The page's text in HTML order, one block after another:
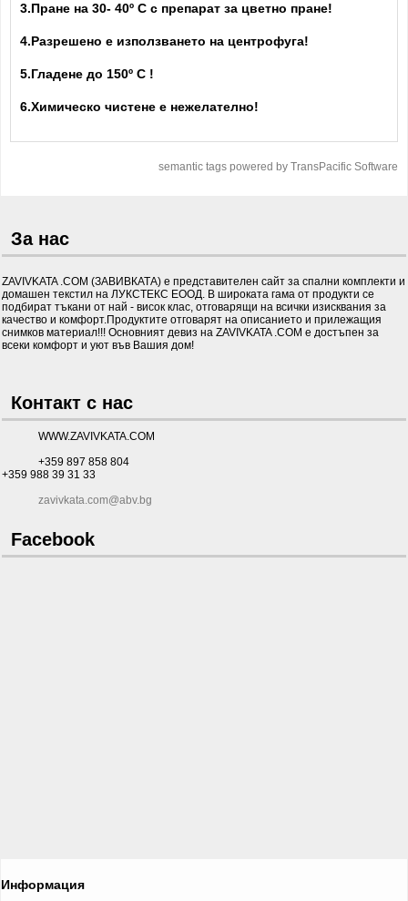
3.Пране на 30- 40º С с препарат за цветно пране!
4.Разрешено е използването на центрофуга!
5.Гладене до 150º С !
6.Химическо чистене е нежелателно!
semantic tags powered by TransPacific Software
За нас
ZAVIVKATA .COM (ЗАВИВКАТА) е представителен сайт за спални комплекти и
домашен текстил на ЛУКСТЕКС ЕООД. В широката гама от продукти се
подбират тъкани от най - висок клас, отговарящи на всички изисквания за
качество и комфорт.Продуктите отговарят на описанието и прилежащия
снимков материал!!! Основният девиз на ZAVIVKATA .COM е достъпен за
всеки комфорт и уют във Вашия дом!
Контакт с нас
WWW.ZAVIVKATA.COM
+359 897 858 804
+359 988 39 31 33
zavivkata.com@abv.bg
Facebook
Информация